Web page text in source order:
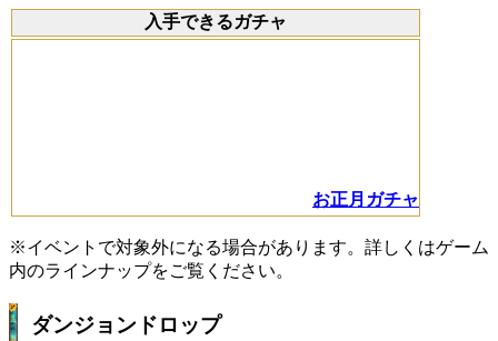
入手できるガチャ
お正月ガチャ
※イベントで対象外になる場合があります。詳しくはゲーム
内のラインナップをご覧ください。
ダンジョンドロップ